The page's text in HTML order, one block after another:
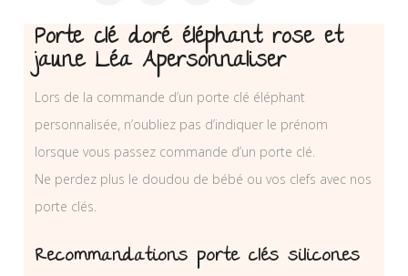
Porte clé doré éléphant rose et
jaune Léa Apersonnaliser
Lors de la commande d’un porte clé éléphant
personnalisée, n’oubliez pas d’indiquer le prénom
lorsque vous passez commande d’un porte clé.
Ne perdez plus le doudou de bébé ou vos clefs avec nos
porte clés.
Recommandations porte clés silicones